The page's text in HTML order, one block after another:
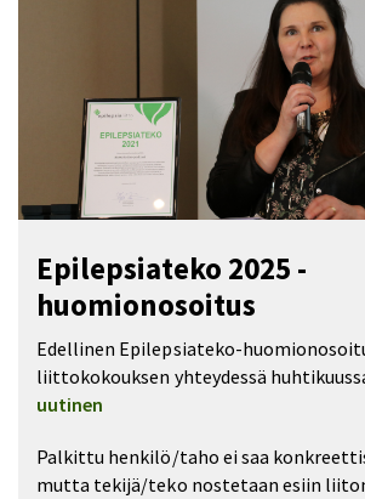
Epilepsiateko 2025 -
huomionosoitus
Edellinen Epilepsiateko-
liittokokouksen yhteydessä
uutinen
Palkittu henkilö/taho ei saa
mutta tekijä/teko nostetaan esiin